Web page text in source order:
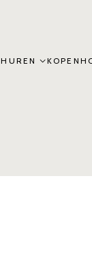
HUREN KOPEN